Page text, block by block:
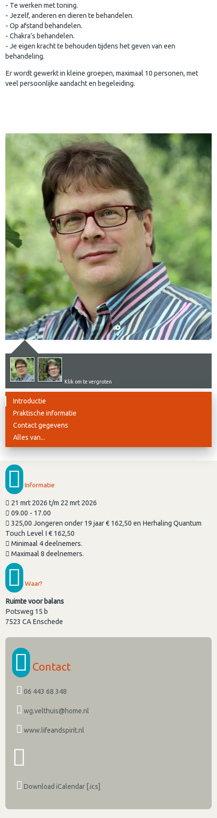
- Te werken met toning.
- Jezelf, anderen en dieren te behandelen.
- Op afstand behandelen.
- Chakra’s behandelen.
- Je eigen kracht te behouden tijdens het geven van een
behandeling.
Er wordt gewerkt in kleine groepen, maximaal 10 personen, met
veel persoonlijke aandacht en begeleiding.
Klik om te vergroten
Introductie
Praktische informatie
Contact gegevens
Alles van...
Informatie
21 mrt 2026 t/m 22 mrt 2026
09.00 - 17.00
325,00 Jongeren onder 19 jaar € 162,50 en Herhaling Quantum
Touch Level I € 162,50
Minimaal 4 deelnemers.
Maximaal 8 deelnemers.
Waar?
Ruimte voor balans
Potsweg 15 b
7523 CA Enschede
Contact
06 443 68 348
wg.velthuis@home.nl
www.lifeandspirit.nl
Download iCalendar [.ics]